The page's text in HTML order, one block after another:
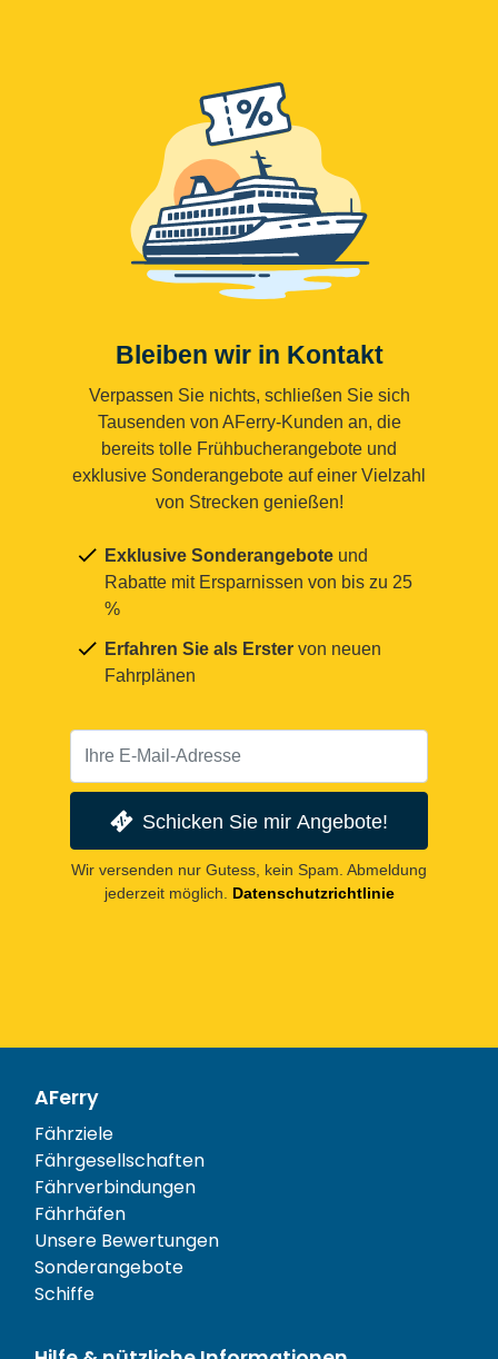
Bleiben wir in Kontakt
Verpassen Sie nichts, schließen Sie sich
Tausenden von AFerry-Kunden an, die
bereits tolle Frühbucherangebote und
exklusive Sonderangebote auf einer Vielzahl
von Strecken genießen!
Exklusive Sonderangebote und
Rabatte mit Ersparnissen von bis zu 25
%
Erfahren Sie als Erster von neuen
Fahrplänen
Schicken Sie mir Angebote!
Wir versenden nur Gutess, kein Spam. Abmeldung
jederzeit möglich.
Datenschutzrichtlinie
AFerry
Fährziele
Fährgesellschaften
Fährverbindungen
Fährhäfen
Unsere Bewertungen
Sonderangebote
Schiffe